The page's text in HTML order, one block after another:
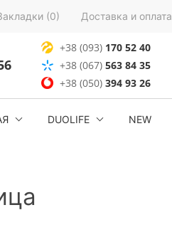
(0) Доставка и оплата
+38 (093) 170 52 40
+38 (067) 563 84 35
+38 (050)394 93 26
DUOLIFE NEW